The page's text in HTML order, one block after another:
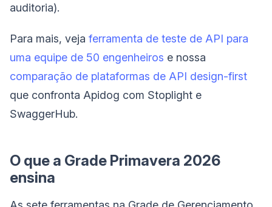
auditoria).
Para mais, veja ferramenta de teste de API para
uma equipe de 50 engenheiros e nossa
comparação de plataformas de API design-first
que confronta Apidog com Stoplight e
SwaggerHub.
O que a Grade Primavera 2026
ensina